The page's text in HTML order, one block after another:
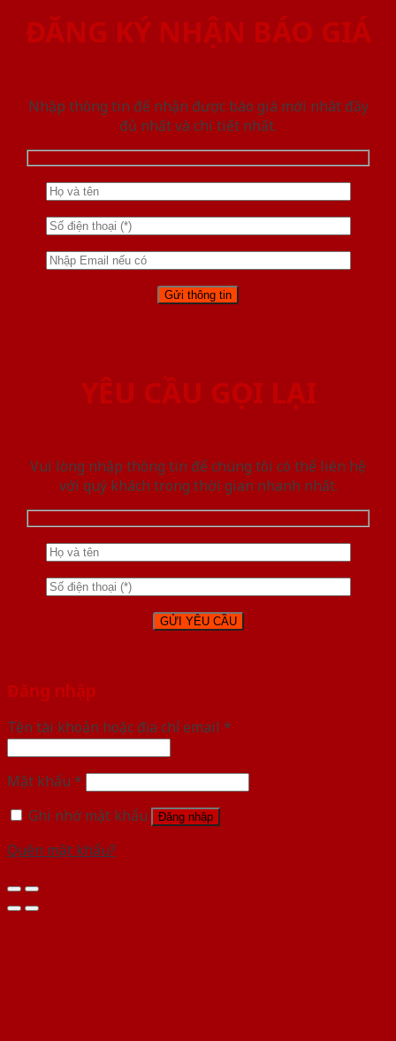
ĐĂNG KÝ NHẬN BÁO GIÁ
Nhập thông tin để nhận được báo giá mới nhât đầy
đủ nhất và chi tiết nhất.
YÊU CẦU GỌI LẠI
Vui lòng nhập thông tin để chúng tôi có thể liên hệ
với quý khách trong thời gian nhanh nhất.
Đăng nhập
Tên tài khoản hoặc địa chỉ email *
Mật khẩu *
Ghi nhớ mật khẩu
Đăng nhập
Quên mật khẩu?